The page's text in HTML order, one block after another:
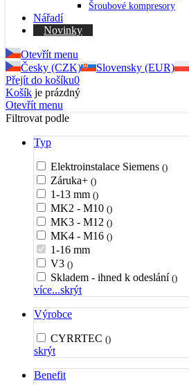
Šroubové kompresory
Nářadí
Novinky
Otevřít menu
Česky (CZK)
Slovensky (EUR)
Přejít do košíku0
Košík je prázdný
Otevřít menu
Filtrovat podle
Typ
Elektroinstalace Siemens ()
Záruka+ ()
1-13 mm ()
MK2 - M10 ()
MK3 - M12 ()
MK4 - M16 ()
1-16 mm
V3 ()
Skladem - ihned k odeslání ()
více...skrýt
Výrobce
CYRRTEC ()
skrýt
Benefit